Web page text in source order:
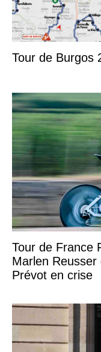
Tour de Burgos
Tour de France
Marlen
Prévot en crise